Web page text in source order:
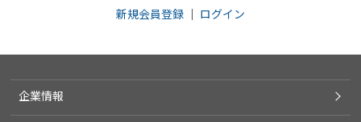
新規会員登録 ｜ ログイン
企業情報